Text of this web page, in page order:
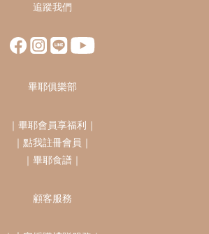
追蹤我們
畢耶俱樂部
｜ 畢耶會員享福利 ｜
｜ 點我註冊會員 ｜
｜ 畢耶食譜 ｜
顧客服務